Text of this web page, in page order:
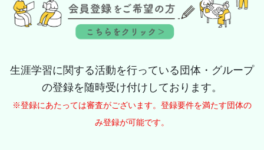
生涯学習に関する活動を行っている団体・グループ
の登録を随時受け付けしております。
※登録にあたっては審査がございます。登録要件を満たす団体の
み登録が可能です。